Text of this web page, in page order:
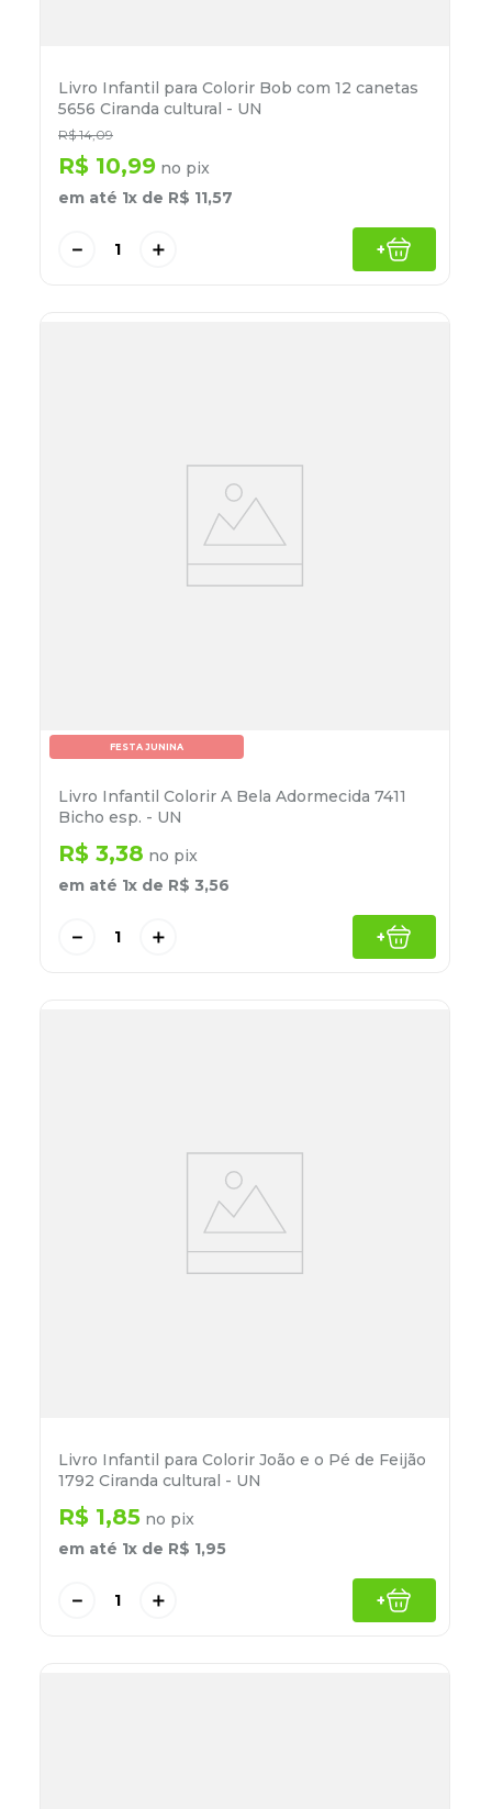
Livro Infantil para Colorir Bob com 12 canetas
5656 Ciranda cultural - UN
R$ 14,09
R$ 10,99 no pix
em até 1x de R$ 11,57
＋
－ +
FESTA JUNINA
Livro Infantil Colorir A Bela Adormecida 7411
Bicho esp. - UN
R$ 3,38 no pix
em até 1x de R$ 3,56
＋
－ +
Livro Infantil para Colorir João e o Pé de Feijão
1792 Ciranda cultural - UN
R$ 1,85 no pix
em até 1x de R$ 1,95
＋
－ +